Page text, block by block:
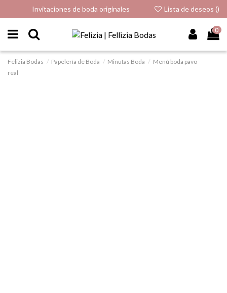
Invitaciones de boda originales Lista de deseos ()
0
Felizia Bodas Papelería de Boda Minutas Boda
Menú boda pavo
real